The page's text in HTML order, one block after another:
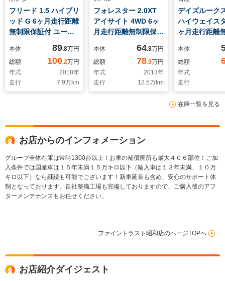
フリード 1.5 ハイブリ
ッド G 6ヶ月走行距離
無制限保証付 ユーザ
ナビ パワースライド
ドア 禁煙車 オートク
ルーズコントロール
スマートキー プッシ
ュスタート バックカ
6人乗り ETC
本体 89.8万円
総額
100.2万円
年式
2018年
走行
7.9万km
フォレスター 2.0XT
アイサイト 4WD 6ヶ
月走行距離無制限保証
本革シート 純正
HDDナビ 禁煙車
ルーフレール パワー
リヤゲート 衝突軽減
ブレーキ レーダーク
シート シートヒータ
ー
本体 64.8万円
総額
78.9万円
年式
2013年
走行
12.5万km
デイズルーク
ハイウェイス
ヶ月走行距離
車 アラウン
モニター 禁
動スライドド
セグTV 純正
ーナビ ETC
14インチアル
スマートキー
本体
総額
年式
走行
在庫一覧を見る
お店からのインフォメーション
グループ全体在庫は常時1300台以上！お車の補償箇所も最大４０６部位！ご加
入条件では国産車は１５年未満１５万キロ以下（輸入車は１３年未満、１０万
キロ以下）なら継続も可能でございます！新車延長も含め、安心のサポート体
制となっております。自社整備工場も完備しておりますので、ご購入後のアフ
ターメンテナンスもお任せください。
ファイントラスト昭和店のページTOPへ
お店紹介ダイジェスト